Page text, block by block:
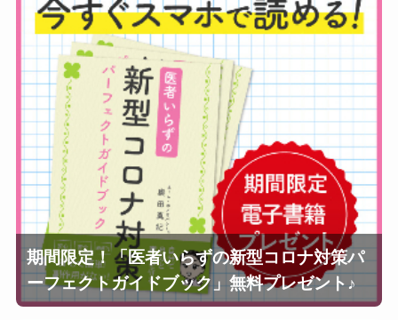
期間限定！「医者いらずの新型コロナ対策パ
ーフェクトガイドブック」無料プレゼント♪